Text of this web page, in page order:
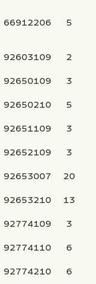
66912206 5
92603109
2
92650109
3
92650210
5
92651109
3
92652109
3
92653007
20
92653210
13
92774109
3
92774110
6
92774210
6